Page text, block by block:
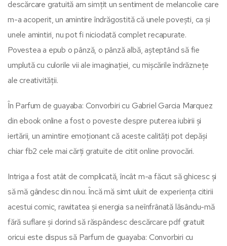
descărcare gratuită am simțit un sentiment de melancolie care
m-a acoperit, un amintire îndrăgostită că unele povești, ca și
unele amintiri, nu pot fi niciodată complet recapurate.
Povestea a epub o pânză, o pânză albă, așteptând să fie
umplută cu culorile vii ale imaginației, cu mișcările îndrăznețe
ale creativității.
În Parfum de guayaba: Convorbiri cu Gabriel Garcia Marquez
din ebook online a fost o poveste despre puterea iubirii și
iertării, un amintire emoționant că aceste calități pot depăși
chiar fb2 cele mai cărți gratuite de citit online provocări.
Intriga a fost atât de complicată, încât m-a făcut să ghicesc și
să mă gândesc din nou. Încă mă simt uluit de experiența citirii
acestui comic, rawitatea și energia sa neînfrânată lăsându-mă
fără suflare și dorind să răspândesc descărcare pdf gratuit
oricui este dispus să Parfum de guayaba: Convorbiri cu